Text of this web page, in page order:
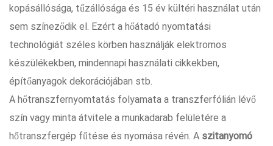
kopásállósága, tűzállósága és 15 év kültéri használat után
sem színeződik el. Ezért a hőátadó nyomtatási
technológiát széles körben használják elektromos
készülékekben, mindennapi használati cikkekben,
építőanyagok dekorációjában stb.
A hőtranszfernyomtatás folyamata a transzferfólián lévő
szín vagy minta átvitele a munkadarab felületére a
hőtranszfergép fűtése és nyomása révén. A szitanyomó